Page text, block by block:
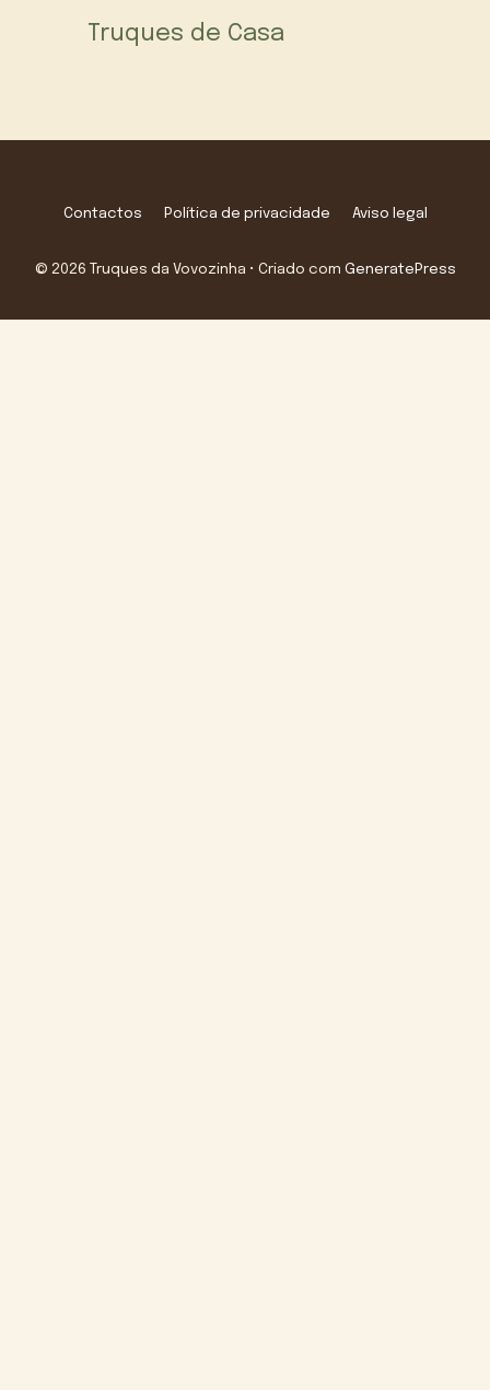
Truques de Casa
Contactos Política de privacidade Aviso legal
© 2026 Truques da Vovozinha • Criado com GeneratePress